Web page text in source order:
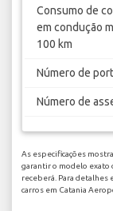
Consumo de
em condução
100 km
Número de
Número de
As especificações
garantir o modelo exato
receberá. Para detalhes
carros em Catania